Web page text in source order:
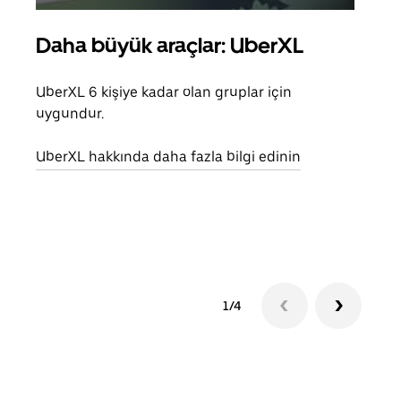
Daha büyük araçlar: UberXL
UberXL 6 kişiye kadar olan gruplar için
uygundur.
UberXL hakkında daha fazla bilgi edinin
1/4